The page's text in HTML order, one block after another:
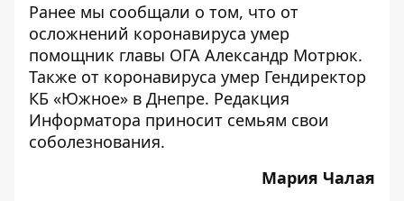
Ранее мы сообщали о том, что от
осложнений коронавируса умер
помощник главы ОГА Александр Мотрюк.
Также от коронавируса умер Гендиректор
КБ «Южное» в Днепре. Редакция
Информатора приносит семьям свои
соболезнования.
Мария Чалая